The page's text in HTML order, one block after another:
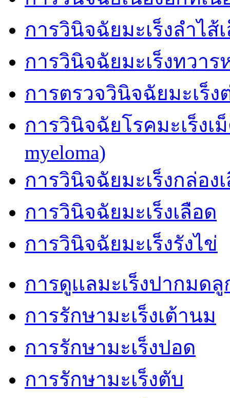
การวินิจฉัยมะเร็งลำไส้
การวินิจฉัยมะเร็งทวาร
การตรวจวินิจฉัยมะเร็
การวินิจฉัยโรคมะเร็งเ
myeloma)
การวินิจฉัยมะเร็งกล่อง
การวินิจฉัยมะเร็งเลือด
การวินิจฉัยมะเร็งรังไข่
การดูเเลมะเร็งปากมดลู
การรักษามะเร็งเต้านม
การรักษามะเร็งปอด
การรักษามะเร็งตับ